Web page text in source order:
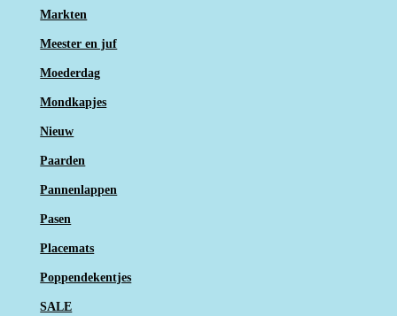
Markten
Meester en juf
Moederdag
Mondkapjes
Nieuw
Paarden
Pannenlappen
Pasen
Placemats
Poppendekentjes
SALE